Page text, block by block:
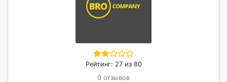
Рейтинг: 27 из 80
0 отзывов